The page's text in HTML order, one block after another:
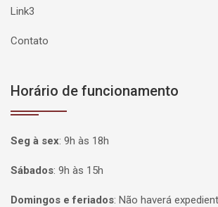
Link3
Contato
Horário de funcionamento
Seg à sex: 9h às 18h
Sábados: 9h às 15h
Domingos e feriados: Não haverá